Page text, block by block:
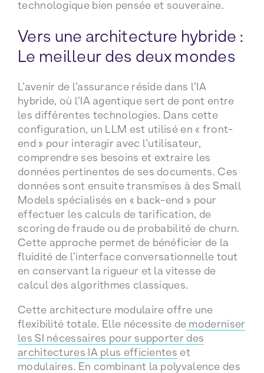
technologique bien pensée et souveraine.
Vers une architecture hybride :
Le meilleur des deux mondes
L’avenir de l’assurance réside dans l’IA
hybride, où l’IA agentique sert de pont entre
les différentes technologies. Dans cette
configuration, un LLM est utilisé en « front-
end » pour interagir avec l’utilisateur,
comprendre ses besoins et extraire les
données pertinentes de ses documents. Ces
données sont ensuite transmises à des Small
Models spécialisés en « back-end » pour
effectuer les calculs de tarification, de
scoring de fraude ou de probabilité de churn.
Cette approche permet de bénéficier de la
fluidité de l’interface conversationnelle tout
en conservant la rigueur et la vitesse de
calcul des algorithmes classiques.
Cette architecture modulaire offre une
flexibilité totale. Elle nécessite de moderniser
les SI nécessaires pour supporter des
architectures IA plus efficientes et
modulaires. En combinant la polyvalence des